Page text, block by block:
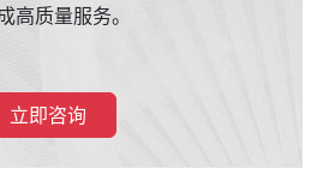
高质量服务。
立即咨询